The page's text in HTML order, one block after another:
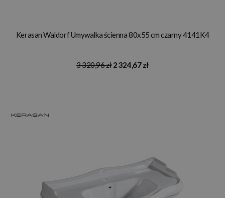
Kerasan Waldorf Umywalka ścienna 80x55 cm czarny 4141K4
3 320,96 zł 2 324,67 zł